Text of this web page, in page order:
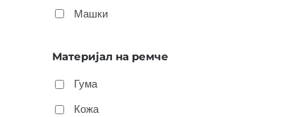
Машки
Материјал на ремче
Гума
Кожа